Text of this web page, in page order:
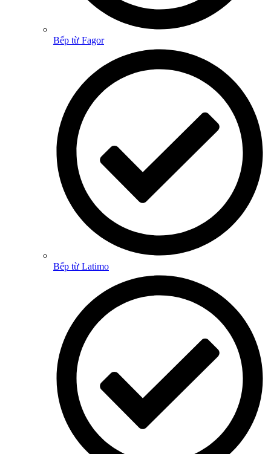
Bếp từ Fagor
Bếp từ Latimo